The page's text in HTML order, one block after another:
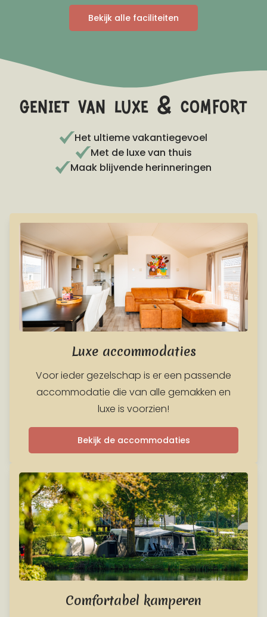
Bekijk alle faciliteiten
geniet van luxe & comfort
Het ultieme vakantiegevoel
Met de luxe van thuis
Maak blijvende herinneringen
Luxe accommodaties
Voor ieder gezelschap is er een passende
accommodatie die van alle gemakken en
luxe is voorzien!
Bekijk de accommodaties
Comfortabel kamperen